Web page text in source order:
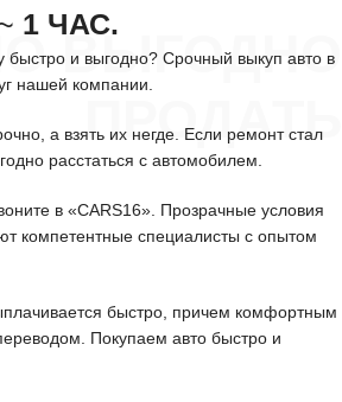
ВЫГОДНО
ПРОДАТЬ
1 ЧАС.
и выгодно? Срочный выкуп авто в
нашей компании.
а взять их негде. Если ремонт стал
расстаться с автомобилем.
в «CARS16». Прозрачные условия
компетентные специалисты с опытом
быстро, причем комфортным
Покупаем авто быстро и